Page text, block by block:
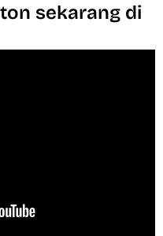
sekarang di